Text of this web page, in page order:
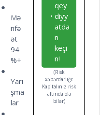
Mə
nfə
ət
94
%+
Yarı
şma
lar
qey
diyy
atda
n
keçi
n!
(Risk
xəbərdarlığı:
Kapitalınız risk
altında ola
bilər)